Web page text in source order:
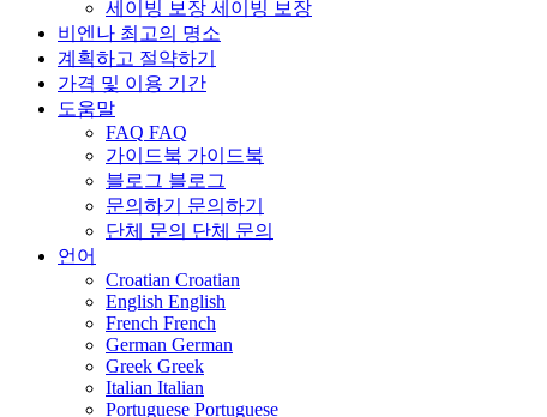
세이빙 보장 세이빙 보장
비엔나 최고의 명소
계획하고 절약하기
가격 및 이용 기간
도움말
FAQ FAQ
가이드북 가이드북
블로그 블로그
문의하기
문의하기
단체 문의 단체 문의
언어
Croatian Croatian
English English
French French
German German
Greek Greek
Italian Italian
Portuguese Portuguese